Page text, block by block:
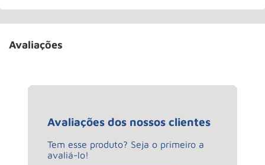
Avaliações
Avaliações dos nossos clientes
Tem esse produto? Seja o primeiro a
avaliá-lo!